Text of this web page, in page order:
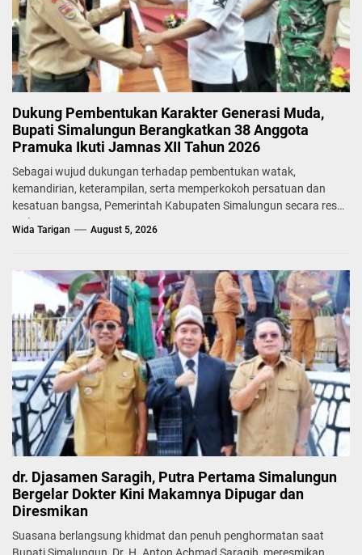
Dukung Pembentukan Karakter Generasi Muda,
Bupati Simalungun Berangkatkan 38 Anggota
Pramuka Ikuti Jamnas XII Tahun 2026
Sebagai wujud dukungan terhadap pembentukan watak,
kemandirian, keterampilan, serta memperkokoh persatuan dan
kesatuan bangsa, Pemerintah Kabupaten Simalungun secara resmi
melepas...
Wida Tarigan August 5, 2026
dr. Djasamen Saragih, Putra Pertama Simalungun
Bergelar Dokter Kini Makamnya Dipugar dan
Diresmikan
Suasana berlangsung khidmat dan penuh penghormatan saat